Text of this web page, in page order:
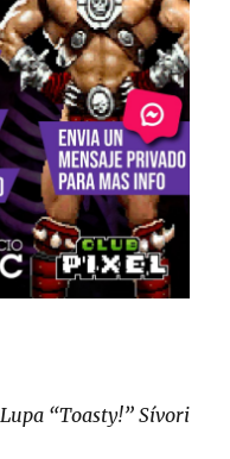
Lupa “Toasty!” Sívori